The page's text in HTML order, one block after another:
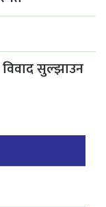
विवाद सुल्झाउन